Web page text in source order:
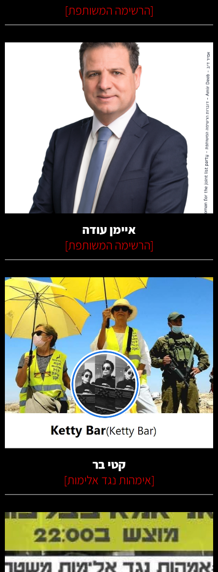
[הרשימה המשותפת]
קרא עוד
איימן עודה
[הרשימה המשותפת]
קרא עוד
קטי בר
[אימהות נגד אלימות]